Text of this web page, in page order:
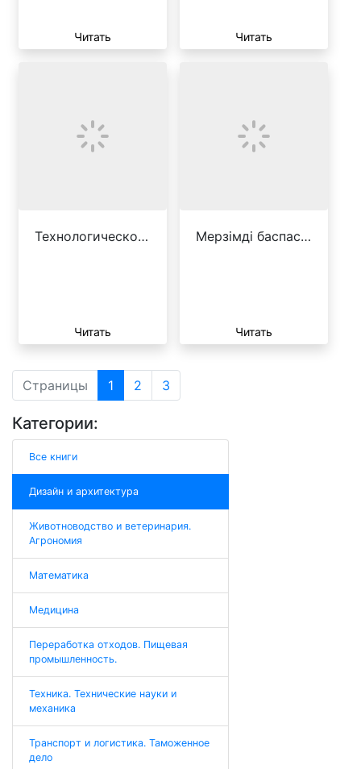
Читать Читать
Технологическо…
Читать
Мерзімді баспас…
Читать
Страницы 1 2 3
Категории:
Все книги
Дизайн и архитектура
Животноводство и ветеринария.
Агрономия
Математика
Медицина
Переработка отходов. Пищевая
промышленность.
Техника. Технические науки и
механика
Транспорт и логистика. Таможенное
дело